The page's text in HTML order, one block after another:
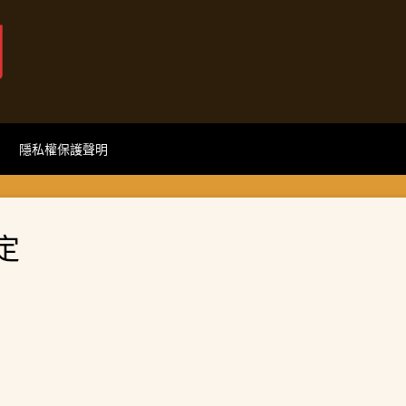
隱私權保護聲明